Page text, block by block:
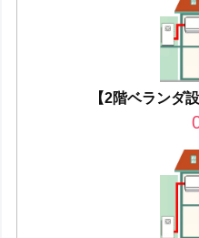
【2階ベランダ